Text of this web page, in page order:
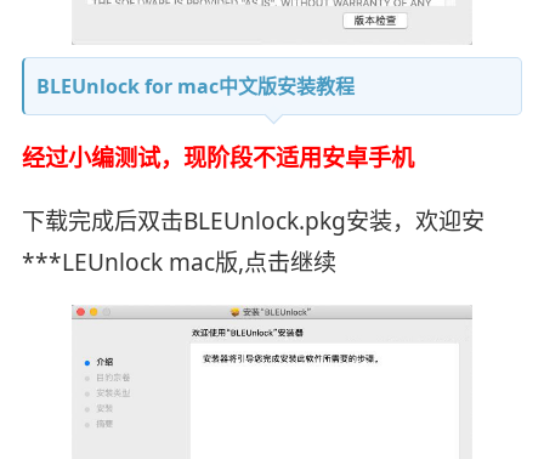
BLEUnlock for mac中文版安装教程
经过小编测试，现阶段不适用安卓手机
下载完成后双击BLEUnlock.pkg安装，欢迎安
***LEUnlock mac版,点击继续